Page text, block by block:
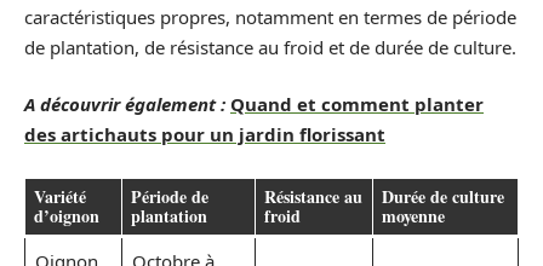
caractéristiques propres, notamment en termes de période
de plantation, de résistance au froid et de durée de culture.
A découvrir également : Quand et comment planter
des artichauts pour un jardin florissant
Variété
d’oignon
Période de
plantation
Résistance au
froid
Durée de culture
moyenne
Oignon
Octobre à